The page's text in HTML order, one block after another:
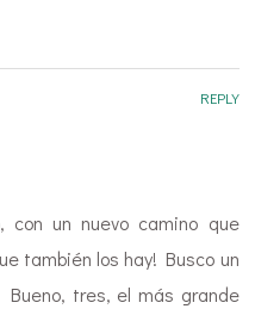
con un nuevo camino que
también los hay! Busco un
tres, el más grande
REPLY